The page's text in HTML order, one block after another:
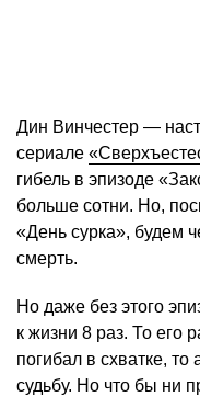
Дин Винчестер —
сериале
гибель в эпизоде
больше сотни. Но,
«День сурка», будем
смерть.
Но даже без этого
к жизни 8 раз. То его
погибал в схватке,
судьбу. Но что бы ни